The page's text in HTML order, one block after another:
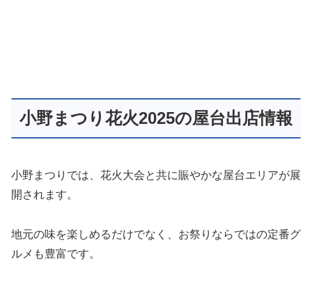
小野まつり花火2025の屋台出店情報
小野まつりでは、花火大会と共に賑やかな屋台エリアが展
開されます。
地元の味を楽しめるだけでなく、お祭りならではの定番グ
ルメも豊富です。